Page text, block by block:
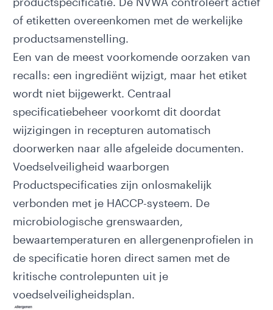
of etiketten overeenkomen met de werkelijke
productsamenstelling.
Een van de meest voorkomende oorzaken van
recalls: een ingrediënt wijzigt, maar het etiket
wordt niet bijgewerkt. Centraal
specificatiebeheer voorkomt dit doordat
wijzigingen in recepturen automatisch
doorwerken naar alle afgeleide documenten.
Voedselveiligheid waarborgen
Productspecificaties zijn onlosmakelijk
verbonden met je HACCP-systeem . De
microbiologische grenswaarden,
bewaartemperaturen en allergenenprofielen in
de specificatie horen direct samen met de
kritische controlepunten uit je
voedselveiligheidsplan.